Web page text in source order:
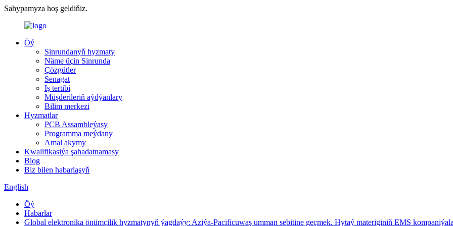
Sahypamyza hoş geldiňiz.
Öý
Sinrundanyň hyzmaty
Näme üçin Sinrunda
Çözgütler
Senagat
Iş tertibi
Müşderileriň aýdýanlary
Bilim merkezi
Hyzmatlar
PCB Assambleýasy
Programma meýdany
Amal akymy
Kwalifikasiýa şahadatnamasy
Blog
Biz bilen habarlaşyň
English
Öý
Habarlar
Global elektronika önümçilik hyzmatynyň ýagdaýy: Aziýa-Pacificuwaş umman sebitine geçmek. Hytaý materiginiň EMS